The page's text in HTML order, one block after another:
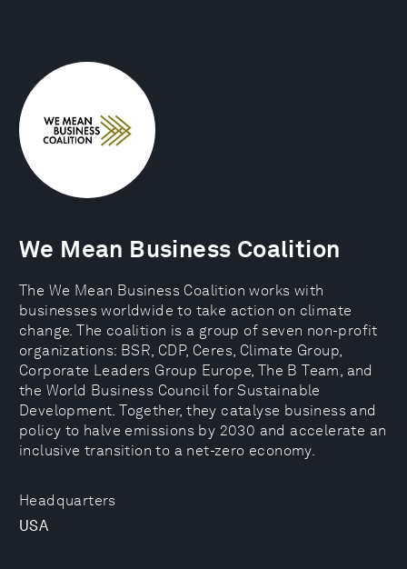
Headquarters
USA
We Mean Business Coalition
The We Mean Business Coalition works with
businesses worldwide to take action on climate
change. The coalition is a group of seven non-profit
organizations: BSR, CDP, Ceres, Climate Group,
Corporate Leaders Group Europe, The B Team, and
the World Business Council for Sustainable
Development. Together, they catalyse business and
policy to halve emissions by 2030 and accelerate an
inclusive transition to a net-zero economy.